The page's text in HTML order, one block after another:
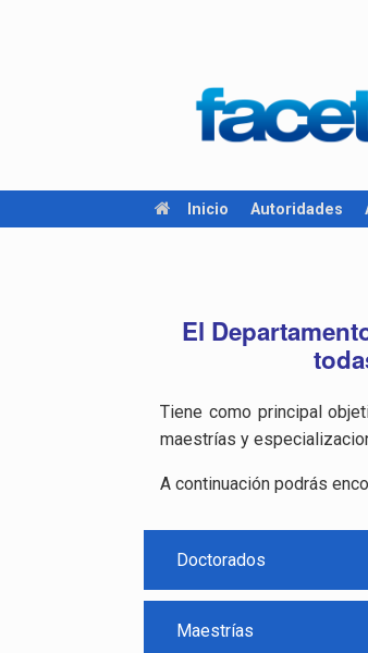
Inicio Autoridades
El
Tiene como principal
maestrías y
A continuación podrás
Doctorados
Maestrías